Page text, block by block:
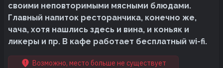
своими неповторимыми мясными блюдами.
Главный напиток ресторанчика, конечно же,
чача, хотя нашлись здесь и вина, и коньяк и
ликеры и пр. В кафе работает бесплатный wi-fi.
Возможно, место больше не существует